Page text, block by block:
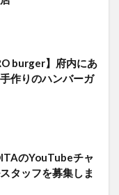
burger】府内にあ
作りのハンバーガ
のYouTubeチャ
タッフを募集しま